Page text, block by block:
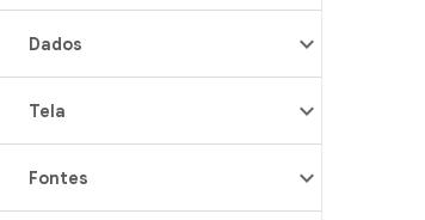
Dados
Tela
Fontes
CRIAR
Repositório do Android
Requisitos
Como fazer o download